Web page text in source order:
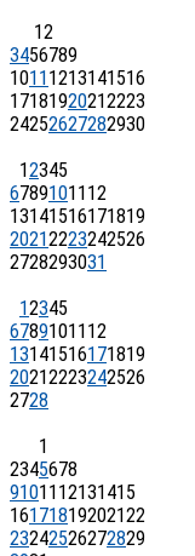
12
3456789
1011 1213141516
17181920212223
24252627282930
12345
67891011 12
13141516171819
20212223242526
2728293031
12345
67891011 12
13141516171819
20212223242526
2728
1
2345678
91011 12131415
16171819202122
23242526272829